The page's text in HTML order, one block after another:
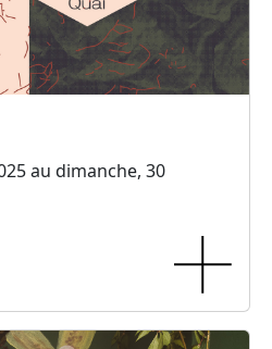
au dimanche, 30